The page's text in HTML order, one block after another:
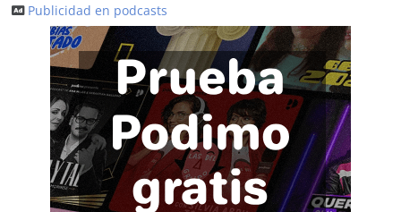
Publicidad en podcasts